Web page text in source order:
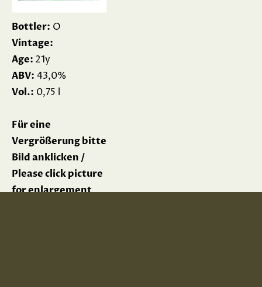
Bottler: O
Vintage:
Age: 21y
ABV: 43,0%
Vol.: 0,75 l
Für eine
Vergrößerung bitte
Bild anklicken /
Please click picture
for enlargement